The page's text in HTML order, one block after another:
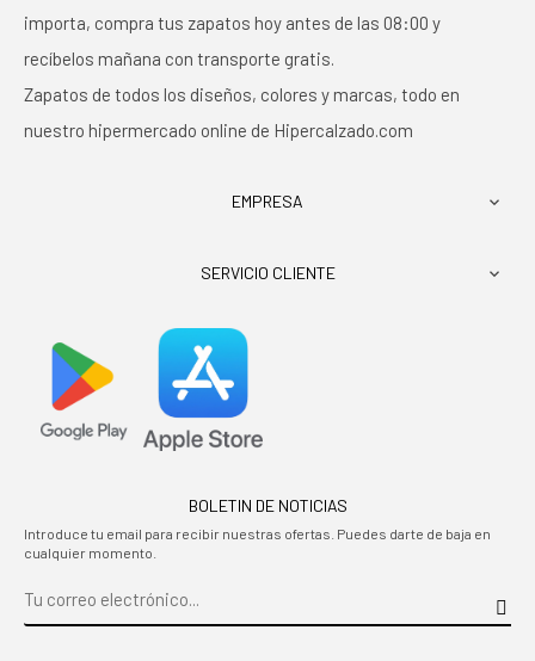
importa, compra tus zapatos hoy antes de las 08:00 y
recíbelos mañana con transporte gratis.
Zapatos de todos los diseños, colores y marcas, todo en
nuestro hipermercado online de Hipercalzado.com
EMPRESA 
SERVICIO CLIENTE 
BOLETIN DE NOTICIAS
Introduce tu email para recibir nuestras ofertas. Puedes darte de baja en
cualquier momento.